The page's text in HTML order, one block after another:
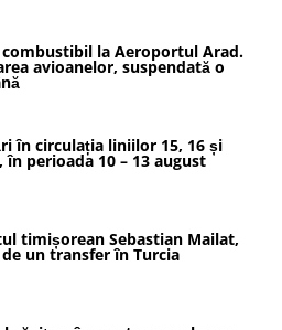
combustibil la Aeroportul Arad.
avioanelor, suspendată o
în circulația liniilor 15, 16 și
în perioada 10 – 13 august
timișorean Sebastian Mailat,
un transfer în Turcia